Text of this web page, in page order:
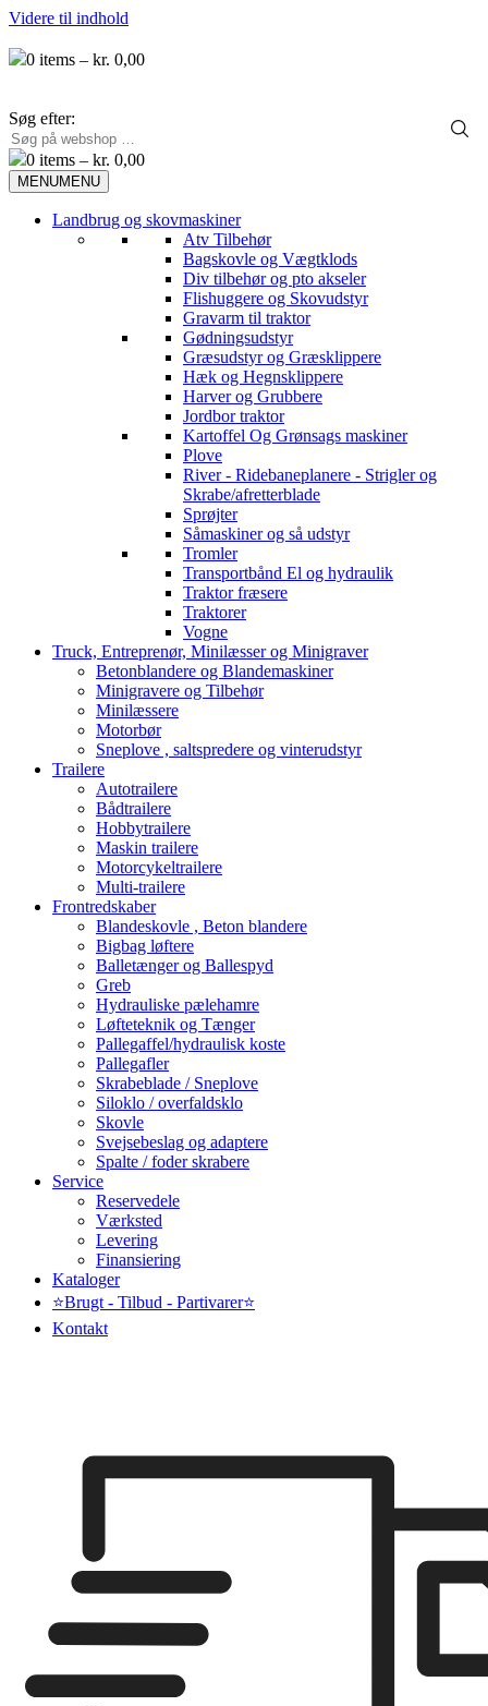
Videre til indhold
0 items – kr. 0,00
Søg efter:
0 items – kr. 0,00
MENUMENU
Landbrug og skovmaskiner
Atv Tilbehør
Bagskovle og Vægtklods
Div tilbehør og pto akseler
Flishuggere og Skovudstyr
Gravarm til traktor
Gødningsudstyr
Græsudstyr og Græsklippere
Hæk og Hegnsklippere
Harver og Grubbere
Jordbor traktor
Kartoffel Og Grønsags maskiner
Plove
River - Ridebaneplanere - Strigler og
Skrabe/afretterblade
Sprøjter
Såmaskiner og så udstyr
Tromler
Transportbånd El og hydraulik
Traktor fræsere
Traktorer
Vogne
Truck, Entreprenør, Minilæsser og Minigraver
Betonblandere og Blandemaskiner
Minigravere og Tilbehør
Minilæssere
Motorbør
Sneplove , saltspredere og vinterudstyr
Trailere
Autotrailere
Bådtrailere
Hobbytrailere
Maskin trailere
Motorcykeltrailere
Multi-trailere
Frontredskaber
Blandeskovle , Beton blandere
Bigbag løftere
Balletænger og Ballespyd
Greb
Hydrauliske pælehamre
Løfteteknik og Tænger
Pallegaffel/hydraulisk koste
Pallegafler
Skrabeblade / Sneplove
Siloklo / overfaldsklo
Skovle
Svejsebeslag og adaptere
Spalte / foder skrabere
Service
Reservedele
Værksted
Levering
Finansiering
Kataloger
⭐Brugt - Tilbud - Partivarer⭐
Kontakt